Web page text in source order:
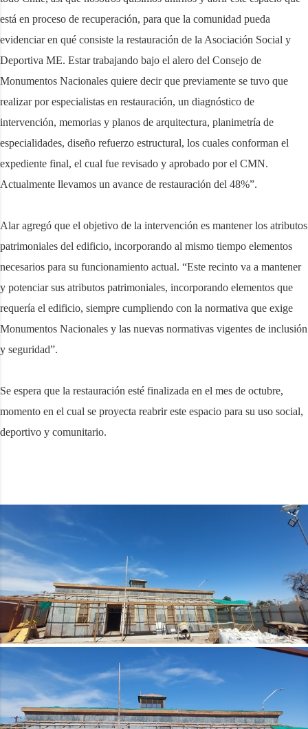
está en proceso de recuperación, para que la comunidad pueda
evidenciar en qué consiste la restauración de la Asociación Social y
Deportiva ME. Estar trabajando bajo el alero del Consejo de
Monumentos Nacionales quiere decir que previamente se tuvo que
realizar por especialistas en restauración, un diagnóstico de
intervención, memorias y planos de arquitectura, planimetría de
especialidades, diseño refuerzo estructural, los cuales conforman el
expediente final, el cual fue revisado y aprobado por el CMN.
Actualmente llevamos un avance de restauración del 48%”.
Alar agregó que el objetivo de la intervención es mantener los atributos
patrimoniales del edificio, incorporando al mismo tiempo elementos
necesarios para su funcionamiento actual. “Este recinto va a mantener
y potenciar sus atributos patrimoniales, incorporando elementos que
requería el edificio, siempre cumpliendo con la normativa que exige
Monumentos Nacionales y las nuevas normativas vigentes de inclusión
y seguridad”.
Se espera que la restauración esté finalizada en el mes de octubre,
momento en el cual se proyecta reabrir este espacio para su uso social,
deportivo y comunitario.